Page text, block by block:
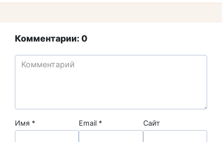
Комментарии: 0
Имя * Email * Сайт